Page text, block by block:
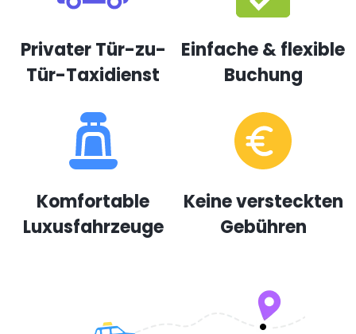
Privater Tür-zu-
Tür-Taxidienst
Einfache & flexible
Buchung
Komfortable
Luxusfahrzeuge
Keine versteckten
Gebühren